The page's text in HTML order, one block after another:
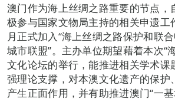
澳门作为海上丝绸之路重要的节点，
极参与国家文物局主持的相关申遗工
月正式加入“海上丝绸之路保护和联
城市联盟”。主办单位期望藉着本次“
文化论坛的举行，能推进相关学术课
强理论支撑，对本澳文化遗产的保护
产生正面作用，并有助推进澳门“一基